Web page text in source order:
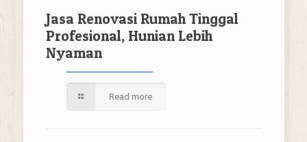
Jasa Renovasi Rumah Tinggal
Profesional, Hunian Lebih
Nyaman
Read more